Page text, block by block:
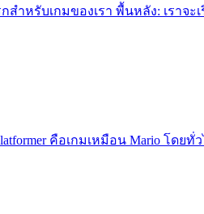
สำหรับเกมของเรา พื้นหลัง: เราจะ
คือเกมเหมือน Mario โดยทั่